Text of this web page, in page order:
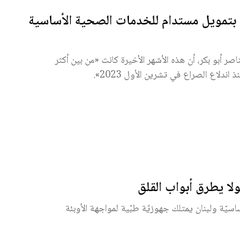
بتمويل مستدام للخدمات الصحية الأساسية
أبو بكر، أن هذه الأشهر الأخيرة كانت «من بين أكثر
الصراع في تشرين الأول 2023».
يطرق أبواب القلق
ولبنان يمتلك جهوزيّة طبّية لمواجهة الأوبئة